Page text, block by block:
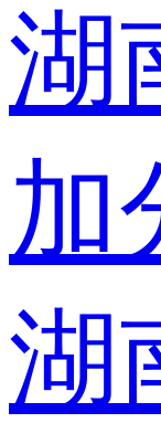
湖
加
湖